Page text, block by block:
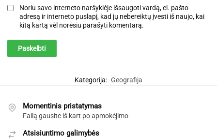
Noriu savo interneto naršyklėje išsaugoti vardą, el. pašto
adresą ir interneto puslapį, kad jų nebereiktų įvesti iš naujo, kai
kitą kartą vėl norėsiu parašyti komentarą.
Kategorija: Geografija
Momentinis pristatymas
Failą gausite iš kart po apmokėjimo
Atsisiuntimo galimybės